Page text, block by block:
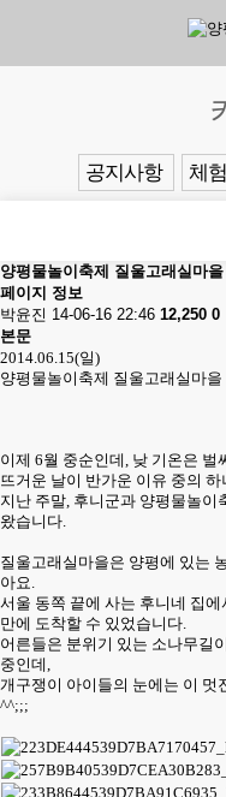
공지사항 체
양평물놀이축제 질울고래실마을
페이지 정보
박윤진 14-06-16 22:46 12,250 0
본문
2014.06.15(일)
양평물놀이축제 질울고래실마을
이제 6월 중순인데, 낮 기온은 벌
뜨거운 날이 반가운 이유 중의
지난 주말, 후니군과 양평물놀이
왔습니다.
질울고래실마을은 양평에 있는
아요.
서울 동쪽 끝에 사는 후니네 집
만에 도착할 수 있었습니다.
어른들은 분위기 있는 소나무길
중인데,
개구쟁이 아이들의 눈에는 이 멋
^^;;;